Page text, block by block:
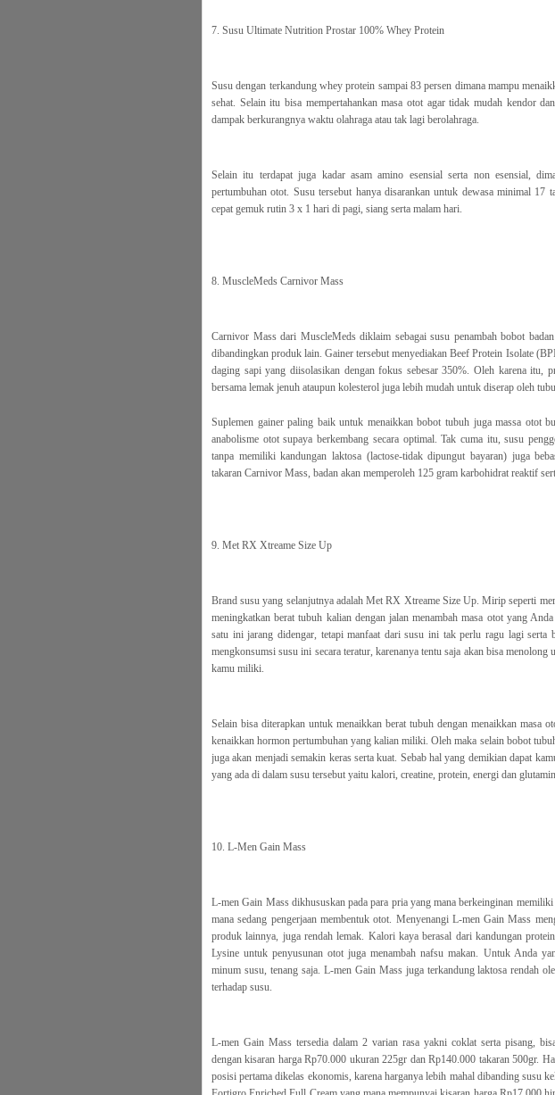
7. Susu Ultimate Nutrition Prostar 100% Whey Protein
Susu dengan terkandung whey protein sampai 83 persen dimana mampu
sehat. Selain itu bisa mempertahankan masa otot agar tidak mudah kendor
dampak berkurangnya waktu olahraga atau tak lagi berolahraga.
Selain itu terdapat juga kadar asam amino esensial serta non esensial,
pertumbuhan otot. Susu tersebut hanya disarankan untuk dewasa minimal 17
cepat gemuk rutin 3 x 1 hari di pagi, siang serta malam hari.
8. MuscleMeds Carnivor Mass
Carnivor Mass dari MuscleMeds diklaim sebagai susu penambah bobot
dibandingkan produk lain. Gainer tersebut menyediakan Beef Protein Isolate
daging sapi yang diisolasikan dengan fokus sebesar 350%. Oleh karena itu,
bersama lemak jenuh ataupun kolesterol juga lebih mudah untuk diserap oleh
Suplemen gainer paling baik untuk menaikkan bobot tubuh juga massa otot
anabolisme otot supaya berkembang secara optimal. Tak cuma itu, susu
tanpa memiliki kandungan laktosa (lactose-tidak dipungut bayaran) juga
takaran Carnivor Mass, badan akan memperoleh 125 gram karbohidrat reaktif
9. Met RX Xtreame Size Up
Brand susu yang selanjutnya adalah Met RX Xtreame Size Up. Mirip seperti
meningkatkan berat tubuh kalian dengan jalan menambah masa otot yang
satu ini jarang didengar, tetapi manfaat dari susu ini tak perlu ragu lagi serta
mengkonsumsi susu ini secara teratur, karenanya tentu saja akan bisa menolong
kamu miliki.
Selain bisa diterapkan untuk menaikkan berat tubuh dengan menaikkan masa
kenaikkan hormon pertumbuhan yang kalian miliki. Oleh maka selain bobot
juga akan menjadi semakin keras serta kuat. Sebab hal yang demikian dapat
yang ada di dalam susu tersebut yaitu kalori, creatine, protein, energi dan
10. L-Men Gain Mass
L-men Gain Mass dikhususkan pada para pria yang mana berkeinginan
mana sedang pengerjaan membentuk otot. Menyenangi L-men Gain Mass
produk lainnya, juga rendah lemak. Kalori kaya berasal dari kandungan
Lysine untuk penyusunan otot juga menambah nafsu makan. Untuk Anda
minum susu, tenang saja. L-men Gain Mass juga terkandung laktosa rendah
terhadap susu.
L-men Gain Mass tersedia dalam 2 varian rasa yakni coklat serta pisang,
dengan kisaran harga Rp70.000 ukuran 225gr dan Rp140.000 takaran 500gr.
posisi pertama dikelas ekonomis, karena harganya lebih mahal dibanding susu